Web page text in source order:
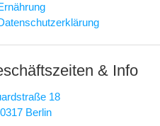
& Info
18
Berlin